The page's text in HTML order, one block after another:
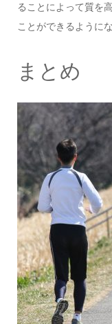
ることによって質を
ことができるように
まとめ